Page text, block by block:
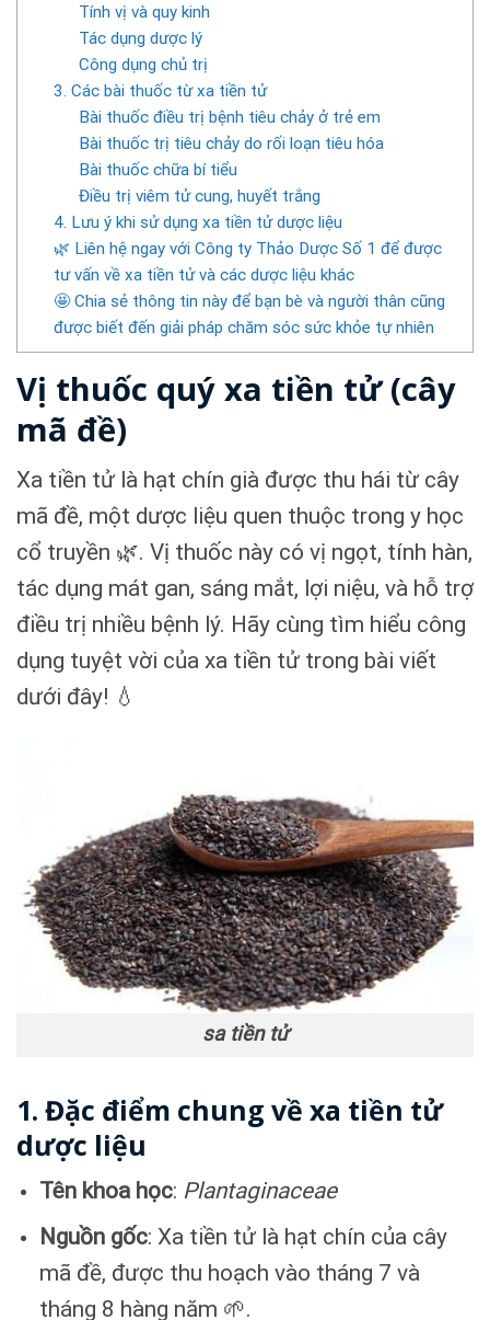
Tính vị và quy kinh
Tác dụng dược lý
Công dụng chủ trị
3. Các bài thuốc từ xa tiền tử
Bài thuốc điều trị bệnh tiêu chảy ở trẻ em
Bài thuốc trị tiêu chảy do rối loạn tiêu hóa
Bài thuốc chữa bí tiểu
Điều trị viêm tử cung, huyết trắng
4. Lưu ý khi sử dụng xa tiền tử dược liệu
🌿 Liên hệ ngay với Công ty Thảo Dược Số 1 để được
tư vấn về xa tiền tử và các dược liệu khác
🤩 Chia sẻ thông tin này để bạn bè và người thân cũng
được biết đến giải pháp chăm sóc sức khỏe tự nhiên
Vị thuốc quý xa tiền tử (cây
mã đề)
Xa tiền tử là hạt chín già được thu hái từ cây
mã đề, một dược liệu quen thuộc trong y học
cổ truyền 🌿. Vị thuốc này có vị ngọt, tính hàn,
tác dụng mát gan, sáng mắt, lợi niệu, và hỗ trợ
điều trị nhiều bệnh lý. Hãy cùng tìm hiểu công
dụng tuyệt vời của xa tiền tử trong bài viết
dưới đây! 💧
sa tiền tử
1. Đặc điểm chung về xa tiền tử
dược liệu
Tên khoa học: Plantaginaceae
Nguồn gốc: Xa tiền tử là hạt chín của cây
mã đề, được thu hoạch vào tháng 7 và
tháng 8 hàng năm 🌱.